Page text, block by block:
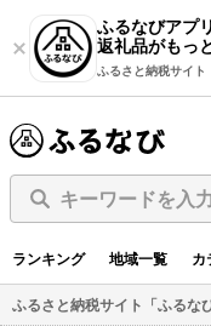
ふるなびアプ
返礼品がもっ
ふるさと納税サイト
キーワードを入力
ランキング 地域一覧 カ
ふるさと納税サイト「ふるな